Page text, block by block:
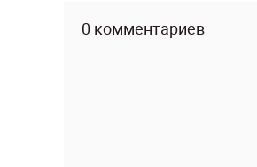
0 комментариев